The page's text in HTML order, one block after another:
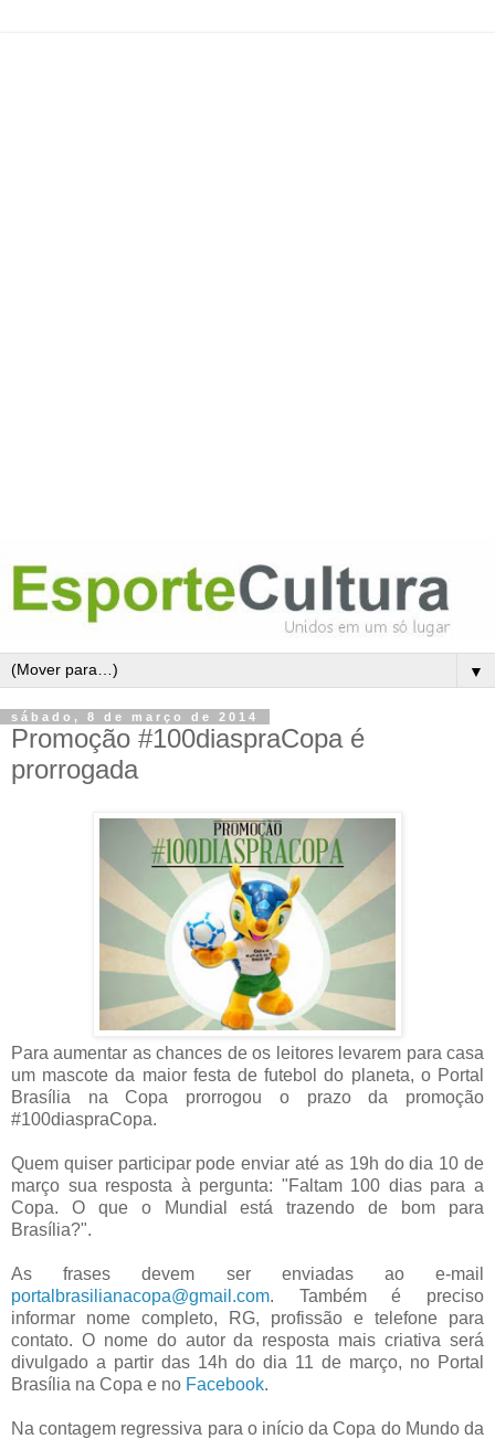
▼
sábado, 8 de março de 2014
Promoção #100diaspraCopa é
prorrogada
Para aumentar as chances de os leitores levarem para casa
um mascote da maior festa de futebol do planeta, o Portal
Brasília na Copa prorrogou o prazo da promoção
#100diaspraCopa.
Quem quiser participar pode enviar até as 19h do dia 10 de
março sua resposta à pergunta: "Faltam 100 dias para a
Copa. O que o Mundial está trazendo de bom para
Brasília?".
As frases devem ser enviadas ao e-mail
portalbrasilianacopa@gmail.com. Também é preciso
informar nome completo, RG, profissão e telefone para
contato. O nome do autor da resposta mais criativa será
divulgado a partir das 14h do dia 11 de março, no Portal
Brasília na Copa e no Facebook.
Na contagem regressiva para o início da Copa do Mundo da